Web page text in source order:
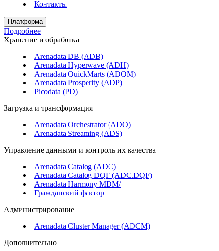
Контакты
Платформа
Подробнее
Хранение и обработка
Arenadata DB (ADB)
Arenadata Hyperwave (ADH)
Arenadata QuickMarts (ADQM)
Arenadata Prosperity (ADP)
Picodata (PD)
Загрузка и трансформация
Arenadata Orchestrator (ADO)
Arenadata Streaming (ADS)
Управление данными и контроль их качества
Arenadata Catalog (ADC)
Arenadata Catalog DQF (ADС.DQF)
Arenadata Harmony MDM/
Гражданский фактор
Администрирование
Arenadata Cluster Manager (ADCM)
Дополнительно